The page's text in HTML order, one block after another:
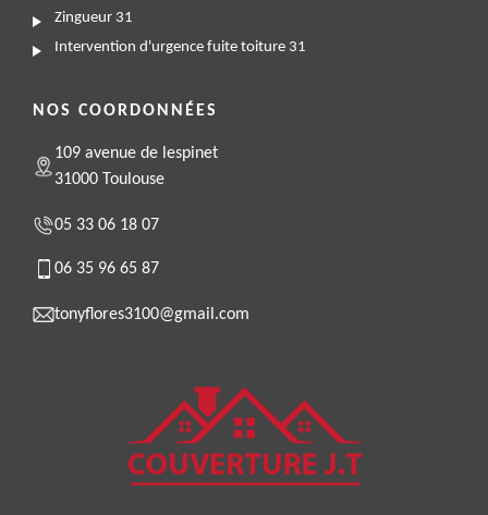
Zingueur 31
Intervention d'urgence fuite toiture 31
NOS COORDONNÉES
109 avenue de lespinet
31000 Toulouse
05 33 06 18 07
06 35 96 65 87
tonyflores3100@gmail.com